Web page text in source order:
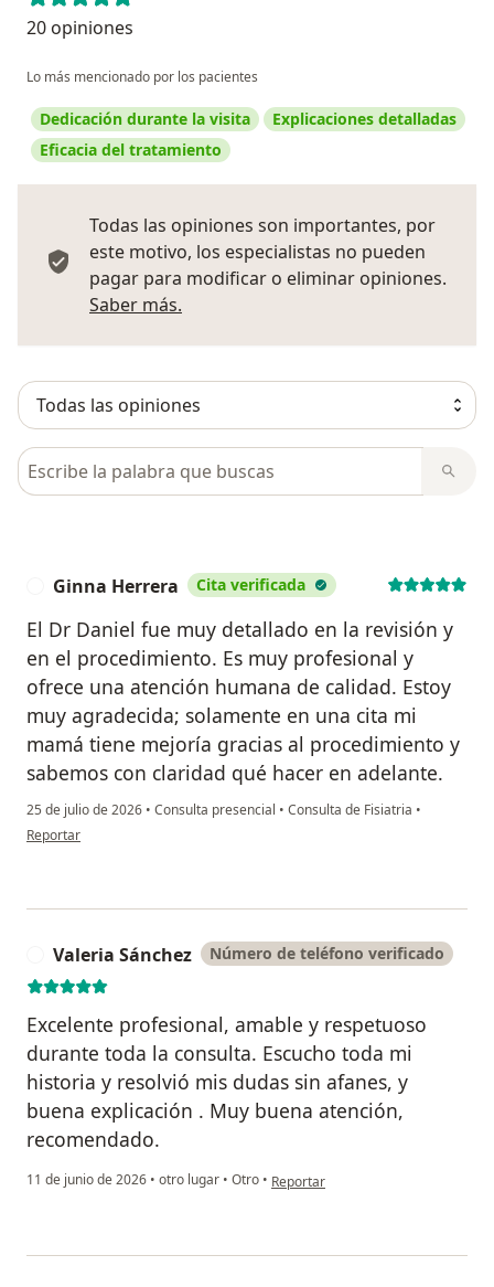
20 opiniones
Lo más mencionado por los pacientes
Dedicación durante la visita
Explicaciones detalladas
Eficacia del tratamiento
Todas las opiniones son importantes, por
este motivo, los especialistas no pueden
pagar para modificar o eliminar opiniones.
Saber más.
Busca en opiniones
Ginna Herrera Cita verificada
El Dr Daniel fue muy detallado en la revisión y
en el procedimiento. Es muy profesional y
ofrece una atención humana de calidad. Estoy
muy agradecida; solamente en una cita mi
mamá tiene mejoría gracias al procedimiento y
sabemos con claridad qué hacer en adelante.
25 de julio de 2026 • Consulta presencial • Consulta de Fisiatria •
en opinión del usuario Ginna Herrera
Reportar
Valeria Sánchez Número de teléfono verificado
Excelente profesional, amable y respetuoso
durante toda la consulta. Escucho toda mi
historia y resolvió mis dudas sin afanes, y
buena explicación . Muy buena atención,
recomendado.
11 de junio de 2026 • otro lugar • Otro • en opinión del usuario Valeria
Reportar